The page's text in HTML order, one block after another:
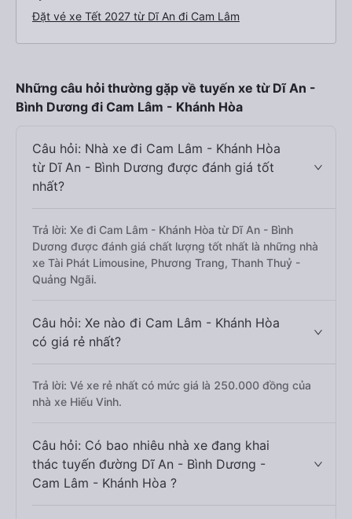
Đặt vé xe Tết 2027 từ Dĩ An đi Cam Lâm
Những câu hỏi thường gặp về tuyến xe từ Dĩ An -
Bình Dương đi Cam Lâm - Khánh Hòa
Câu hỏi: Nhà xe đi Cam Lâm - Khánh Hòa
từ Dĩ An - Bình Dương được đánh giá tốt
nhất?
Trả lời: Xe đi Cam Lâm - Khánh Hòa từ Dĩ An - Bình
Dương được đánh giá chất lượng tốt nhất là những nhà
xe Tài Phát Limousine, Phương Trang, Thanh Thuỷ -
Quảng Ngãi.
Câu hỏi: Xe nào đi Cam Lâm - Khánh Hòa
có giá rẻ nhất?
Trả lời: Vé xe rẻ nhất có mức giá là 250.000 đồng của
nhà xe Hiếu Vinh.
Câu hỏi: Có bao nhiêu nhà xe đang khai
thác tuyến đường Dĩ An - Bình Dương -
Cam Lâm - Khánh Hòa ?